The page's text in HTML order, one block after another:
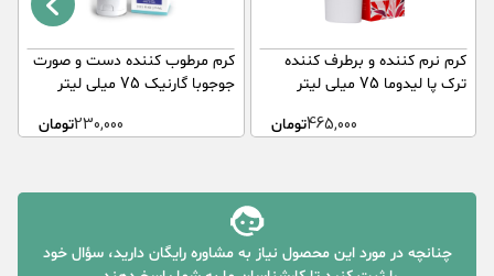
کرم نرم کننده و برطرف کننده
ترک پا لیدوما 75 میلی لیتر
465,000تومان
کرم مرطوب کننده دست و صورت
جوجوبا گارنیک 75 میلی لیتر
230,000تومان
چنانچه در مورد این محصول نیاز به مشاوره رایگان دارید، سؤال خود